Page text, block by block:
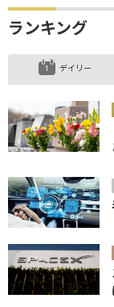
ランキング
デイリー